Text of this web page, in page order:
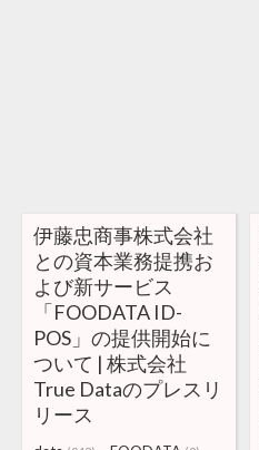
伊藤忠商事株式会社
との資本業務提携お
よび新サービス
「FOODATA ID-
POS」の提供開始に
ついて | 株式会社
True Dataのプレスリ
リース